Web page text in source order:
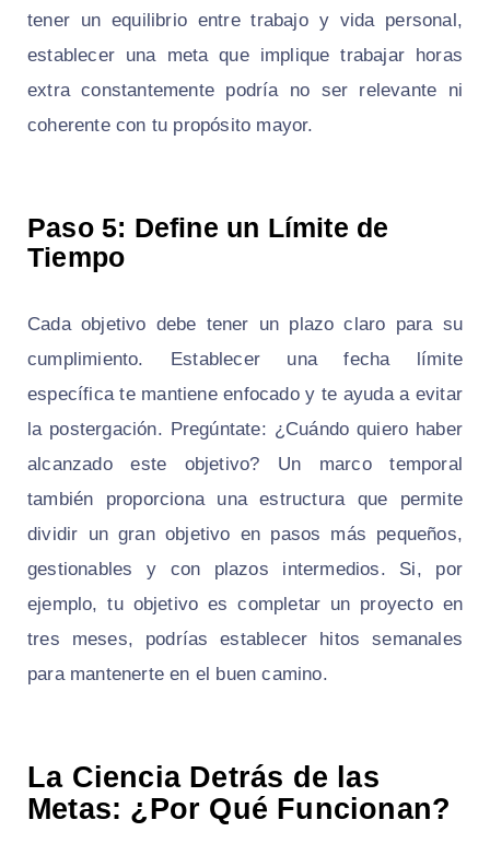
tener un equilibrio entre trabajo y vida personal,
establecer una meta que implique trabajar horas
extra constantemente podría no ser relevante ni
coherente con tu propósito mayor.
Paso 5: Define un Límite de
Tiempo
Cada objetivo debe tener un plazo claro para su
cumplimiento. Establecer una fecha límite
específica te mantiene enfocado y te ayuda a evitar
la postergación. Pregúntate: ¿Cuándo quiero haber
alcanzado este objetivo? Un marco temporal
también proporciona una estructura que permite
dividir un gran objetivo en pasos más pequeños,
gestionables y con plazos intermedios. Si, por
ejemplo, tu objetivo es completar un proyecto en
tres meses, podrías establecer hitos semanales
para mantenerte en el buen camino.
La Ciencia Detrás de las
Metas: ¿Por Qué Funcionan?